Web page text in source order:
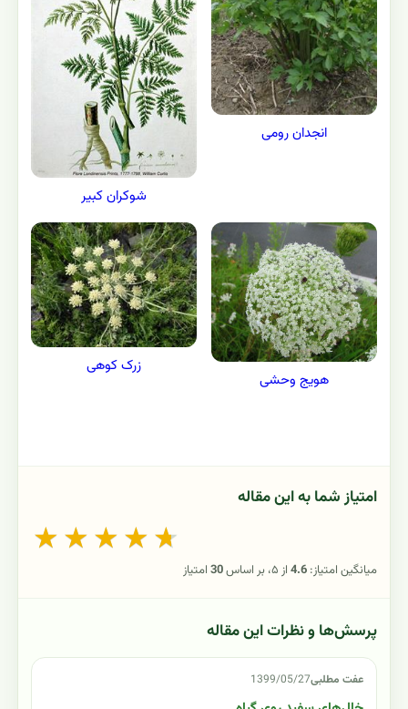
انجدان رومی
شوکران کبیر
هویج وحشی
زرک کوهی
امتیاز شما به این مقاله
★ ★ ★ ★ ★
میانگین امتیاز: 4.6از ۵، بر اساس 30امتیاز
پرسش‌ها و نظرات این مقاله
عفت مطلبی1399/05/27